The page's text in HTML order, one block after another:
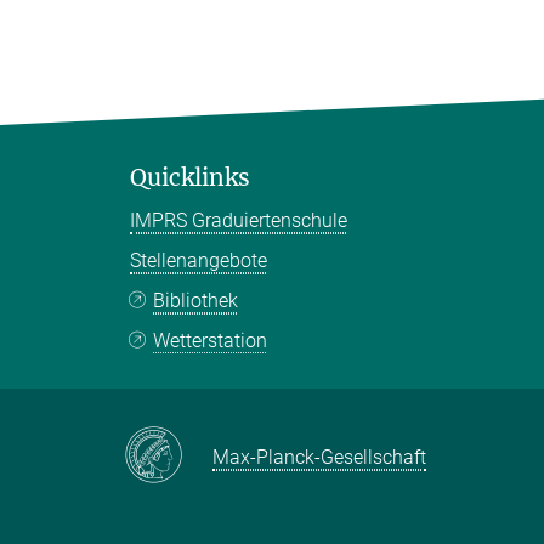
Quicklinks
IMPRS Graduiertenschule
Stellenangebote
Bibliothek
Wetterstation
Max-Planck-Gesellschaft